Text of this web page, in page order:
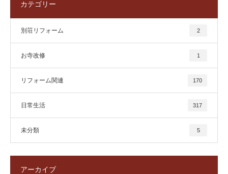
カテゴリー
別荘リフォーム 2
お寺改修 1
リフォーム関連 170
日常生活 317
未分類 5
アーカイブ